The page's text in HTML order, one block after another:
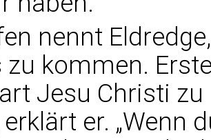
nennt
zu kommen.
Jesu Christi
erklärt er. „Wenn